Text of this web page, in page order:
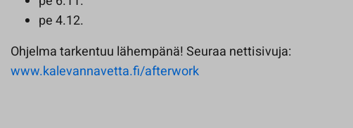
pe 4.12.
Ohjelma tarkentuu lähempänä! Seuraa nettisivuja:
www.kalevannavetta.fi/afterwork